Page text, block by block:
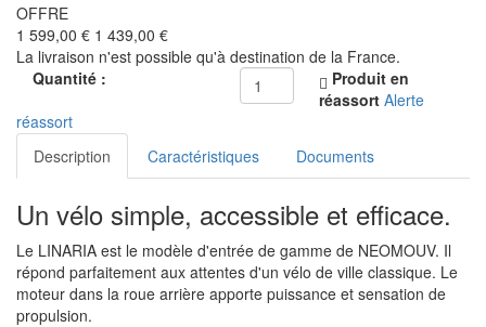
OFFRE
1 599,00 € 1 439,00 €
La livraison n'est possible qu'à destination de la France.
Quantité :
Produit en
réassort Alerte
réassort
Description
Caractéristiques Documents
Un vélo simple, accessible et efficace.
Le LINARIA est le modèle d'entrée de gamme de NEOMOUV. Il
répond parfaitement aux attentes d'un vélo de ville classique. Le
moteur dans la roue arrière apporte puissance et sensation de
propulsion.